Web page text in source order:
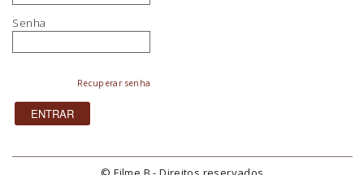
Senha
Recuperar senha